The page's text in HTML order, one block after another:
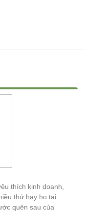
thích kinh doanh,
thứ hay ho tại
quên sau của